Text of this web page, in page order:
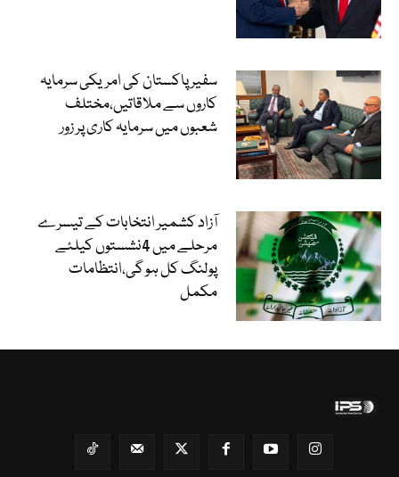
سفیر پاکستان کی امریکی سرمایہ
کاروں سے ملاقاتیں،مختلف
شعبوں میں سرمایہ کاری پر زور
آزاد کشمیر انتخابات کے تیسرے
مرحلے میں 4نشستوں کیلئے
پولنگ کل ہو گی،انتظامات
مکمل